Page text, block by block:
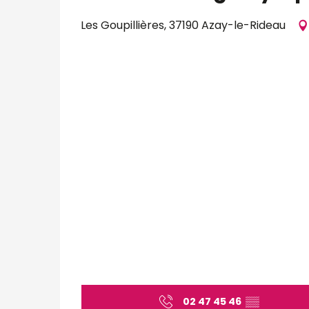
Les Goupillières, 37190 Azay-le-Rideau
02 47 45 46 ▒▒